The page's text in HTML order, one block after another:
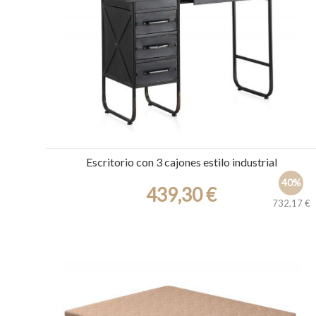
Escritorio con 3 cajones estilo industrial
40%
732,17 €
439,30 €